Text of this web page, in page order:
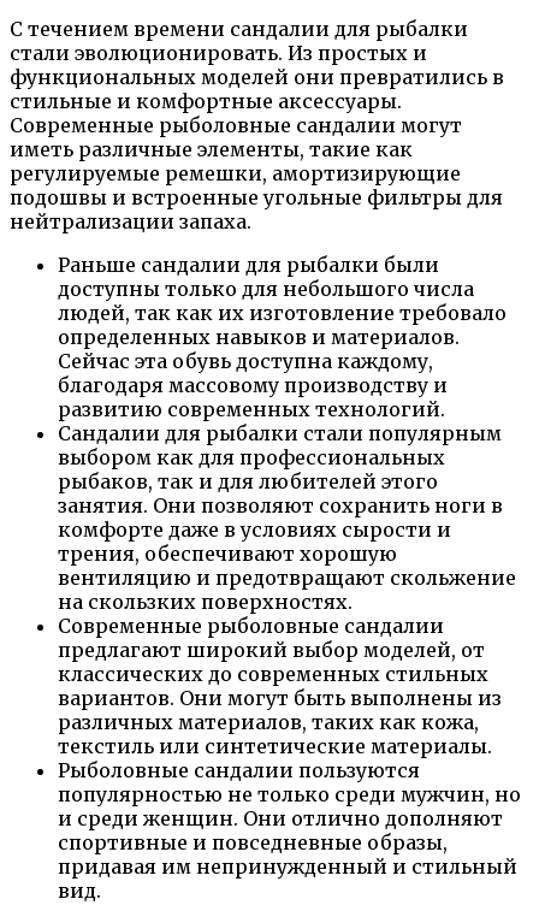
С течением времени сандалии для рыбалки
стали эволюционировать. Из простых и
функциональных моделей они превратились в
стильные и комфортные аксессуары.
Современные рыболовные сандалии могут
иметь различные элементы, такие как
регулируемые ремешки, амортизирующие
подошвы и встроенные угольные фильтры для
нейтрализации запаха.
Раньше сандалии для рыбалки были
доступны только для небольшого числа
людей, так как их изготовление требовало
определенных навыков и материалов.
Сейчас эта обувь доступна каждому,
благодаря массовому производству и
развитию современных технологий.
Сандалии для рыбалки стали популярным
выбором как для профессиональных
рыбаков, так и для любителей этого
занятия. Они позволяют сохранить ноги в
комфорте даже в условиях сырости и
трения, обеспечивают хорошую
вентиляцию и предотвращают скольжение
на скользких поверхностях.
Современные рыболовные сандалии
предлагают широкий выбор моделей, от
классических до современных стильных
вариантов. Они могут быть выполнены из
различных материалов, таких как кожа,
текстиль или синтетические материалы.
Рыболовные сандалии пользуются
популярностью не только среди мужчин, но
и среди женщин. Они отлично дополняют
спортивные и повседневные образы,
придавая им непринужденный и стильный
вид.